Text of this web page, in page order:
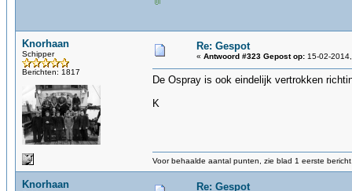
Knorhaan
Schipper
Berichten: 1817
Re: Gespot
« Antwoord #323 Gepost op: 15-02-
De Ospray is ook eindelijk vertrokken
K
Voor behaalde aantal punten, zie blad 1 eerste
Knorhaan Re: Gespot